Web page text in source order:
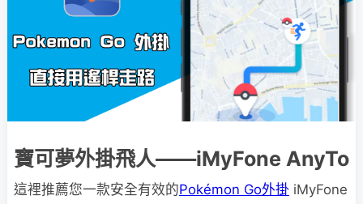
寶可夢外掛飛人——iMyFone AnyTo
這裡推薦您一款安全有效的Pokémon Go外掛 iMyFone